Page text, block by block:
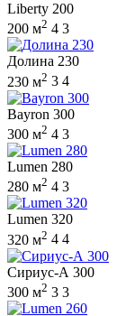
Liberty 200
200 м2 4 3
Долина 230
230 м2 3 4
Bayron 300
300 м2 4 3
Lumen 280
280 м2 4 3
Lumen 320
320 м2 4 4
Сириус-А 300
300 м2 3 3